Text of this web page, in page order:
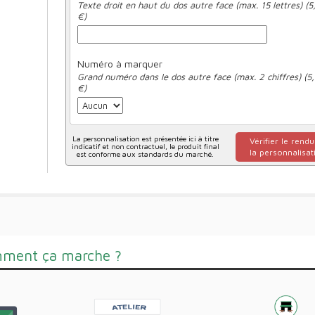
Texte droit en haut du dos autre face (max. 15 lettres)
€)
Numéro à marquer
Grand numéro dans le dos autre face (max. 2 chiffres)
€)
La personnalisation est présentée ici à titre
indicatif et non contractuel, le produit final
est conforme aux standards du marché.
Vérifier le
la
ça marche ?